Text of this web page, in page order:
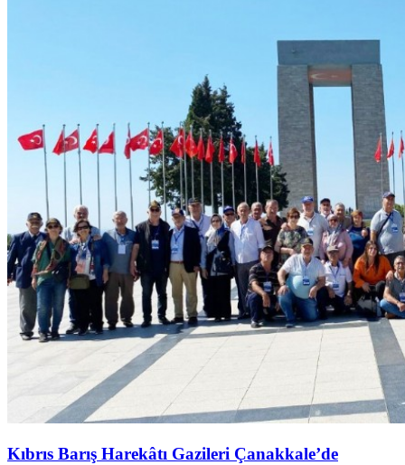
Kıbrıs Barış Harekâtı Gazileri Çanakkale’de